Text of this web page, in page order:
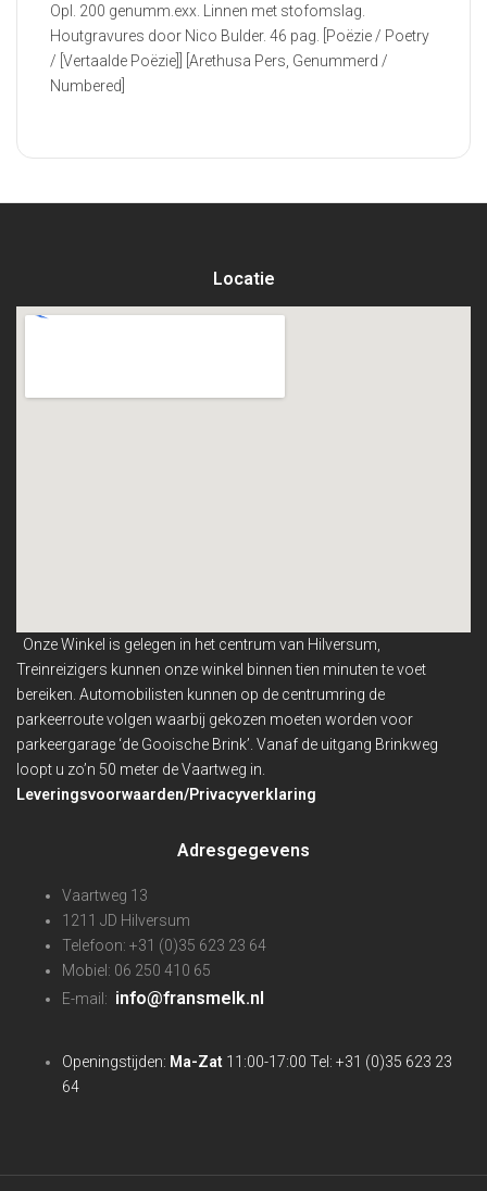
Opl. 200 genumm.exx. Linnen met stofomslag.
Houtgravures door Nico Bulder. 46 pag. [Poëzie / Poetry
/ [Vertaalde Poëzie]] [Arethusa Pers, Genummerd /
Numbered]
Locatie
Onze Winkel is gelegen in het centrum van Hilversum,
Treinreizigers kunnen onze winkel binnentien minuten te voet
bereiken. Automobilisten kunnen op de centrumring de
parkeerroute volgen waarbij gekozen moeten worden voor
parkeergarage ‘de Gooische Brink’. Vanaf de uitgang Brinkweg
loopt u zo’n 50 meter de Vaartweg in.
Leveringsvoorwaarden/Privacyverklaring
Adresgegevens
Vaartweg 13
1211 JD Hilversum
Telefoon: +31 (0)35 623 23 64
Mobiel: 06 250 410 65
E-mail: info@fransmelk.nl
Openingstijden: Ma-Zat 11:00-17:00 Tel: +31 (0)35 623 23
64